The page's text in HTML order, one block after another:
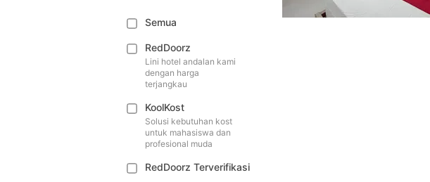
Semua
RedDoorz
Lini hotel andalan kami
dengan harga
terjangkau
KoolKost
Solusi kebutuhan kost
untuk mahasiswa dan
profesional muda
RedDoorz Terverifikasi